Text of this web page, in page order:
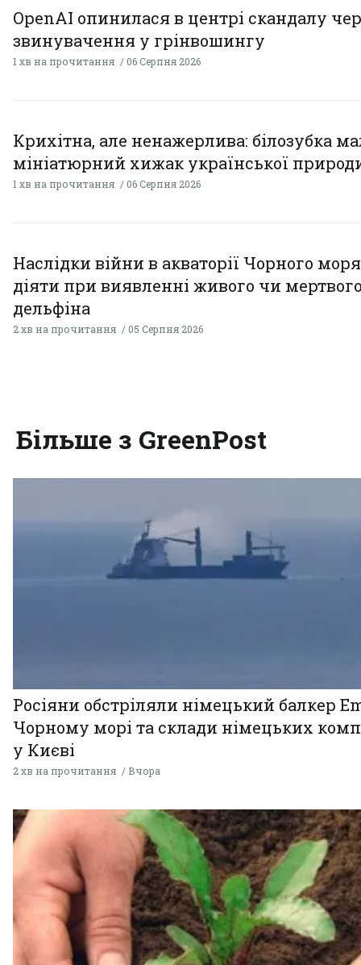
OpenAI опинилася в центрі скандалу
звинувачення у грінвошингу
1 хв на прочитання 06 Серпня 2026
Крихітна, але ненажерлива: білозубка
мініатюрний хижак української
1 хв на прочитання 06 Серпня 2026
Наслідки війни в акваторії Чорного
діяти при виявленні живого чи
дельфіна
2 хв на прочитання 05 Серпня 2026
Більше з GreenPost
Росіяни обстріляли німецький балкер
Чорному морі та склади німецьких
у Києві
2 хв на прочитання Вчора